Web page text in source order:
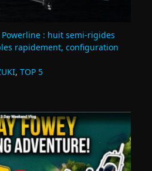
: huit semi‑rigides
rapidement, configuration
, TOP 5